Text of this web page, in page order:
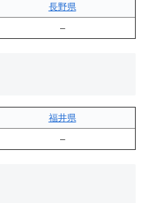
長野県
–
福井県
–